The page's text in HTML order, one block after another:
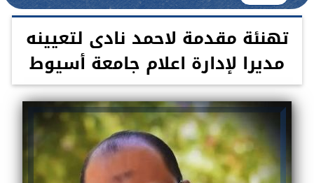
تهنئة مقدمة لاحمد نادى لتعيينه
مديرا لإدارة اعلام جامعة أسيوط